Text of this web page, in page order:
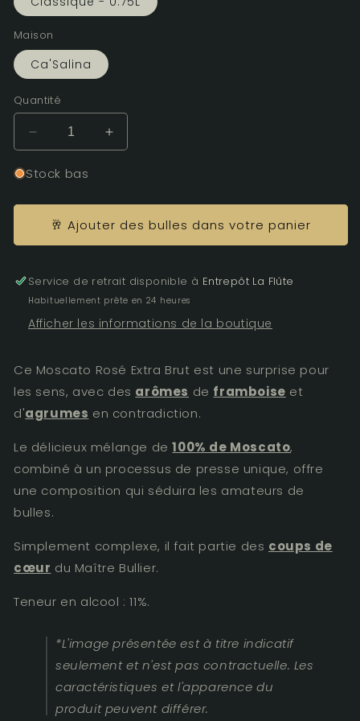
Maison
Ca'Salina
Quantité
Réduire
la
quantité
BRUTISSIMO
-
Brut
Augmenter
la
BRUTISSIMO
-
Brut
Stock bas
🥂 Ajouter des bulles dans votre panier
Service de retrait disponible à Entrepôt La Flûte
Habituellement prête en 24 heures
Afficher les informations de la boutique
Ce Moscato Rosé Extra Brut est une surprise pour
les sens, avec des arômes de framboise et
d'agrumes en contradiction.
Le délicieux mélange de100% de Moscato,
combiné à un processus de presse unique, offre
une composition qui séduira les amateurs de
bulles.
Simplement complexe, il fait partie des coups de
cœur du Maître Bullier.
Teneur en alcool : 11%.
*L'image présentée est à titre indicatif
seulement et n'est pas contractuelle. Les
caractéristiques et l'apparence du
produit peuvent différer.